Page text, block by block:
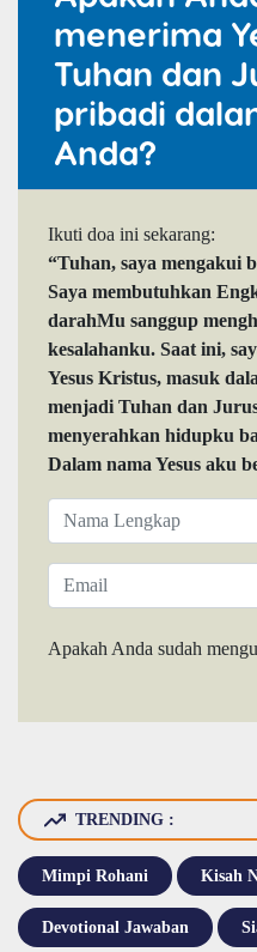
menerima
Tuhan dan
pribadi
Anda?
Ikuti doa ini sekarang:
“Tuhan, saya mengakui
Saya membutuhkan
darahMu sanggup
kesalahanku. Saat ini,
Yesus Kristus, masuk
menjadi Tuhan dan
menyerahkan hidupku
Dalam nama Yesus aku
Apakah Anda sudah
TRENDING :
Mimpi Rohani Kisah
Devotional Jawaban